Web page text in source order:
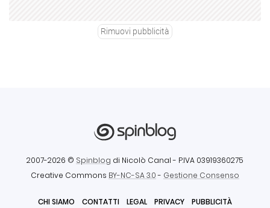
Rimuovi pubblicità
2007-2026 © Spinblog di Nicolò Canal - P.IVA 03919360275
Creative Commons BY-NC-SA 3.0- Gestione Consenso
CHI SIAMO CONTATTI LEGAL PRIVACY PUBBLICITÀ